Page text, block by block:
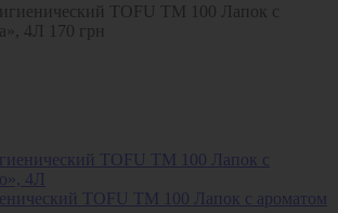
TOFU ТМ 100 Лапок с
4Л 170 грн
TOFU ТМ 100 Лапок с ароматом